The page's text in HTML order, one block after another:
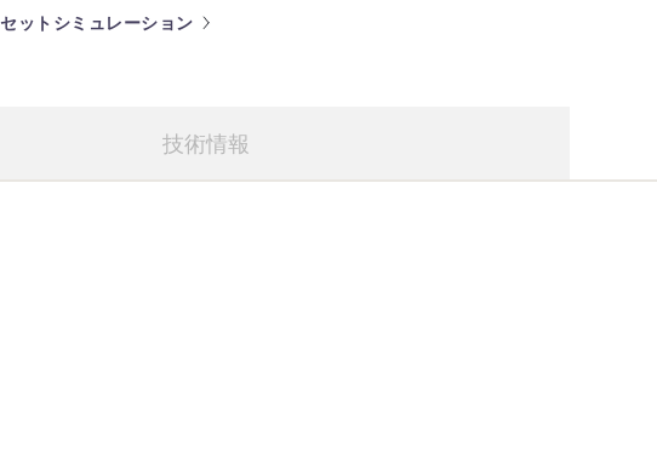
セットシミュレーション
技術情報